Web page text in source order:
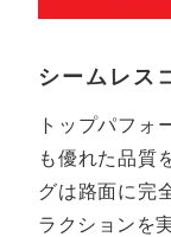
シームレス
トップパフォ
も優れた品質
グは路面に完
ラクションを